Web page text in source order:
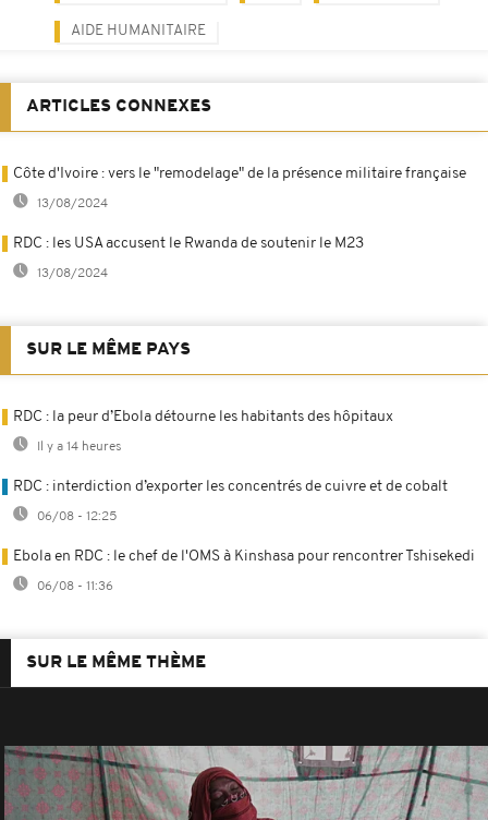
AIDE HUMANITAIRE
ARTICLES CONNEXES
Côte d'Ivoire : vers le "remodelage" de la présence militaire française
13/08/2024
RDC : les USA accusent le Rwanda de soutenir le M23
13/08/2024
SUR LE MÊME PAYS
RDC : la peur d’Ebola détourne les habitants des hôpitaux
Il y a 14 heures
RDC : interdiction d’exporter les concentrés de cuivre et de cobalt
06/08 - 12:25
Ebola en RDC : le chef de l'OMS à Kinshasa pour rencontrer Tshisekedi
06/08 - 11:36
SUR LE MÊME THÈME